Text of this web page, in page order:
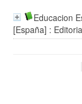
Educacion
[España] :